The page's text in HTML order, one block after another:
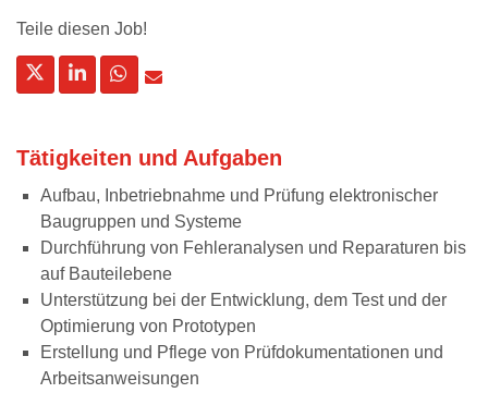
Teile diesen Job!
Tätigkeiten und Aufgaben
Aufbau, Inbetriebnahme und Prüfung elektronischer
Baugruppen und Systeme
Durchführung von Fehleranalysen und Reparaturen bis
auf Bauteilebene
Unterstützung bei der Entwicklung, dem Test und der
Optimierung von Prototypen
Erstellung und Pflege von Prüfdokumentationen und
Arbeitsanweisungen